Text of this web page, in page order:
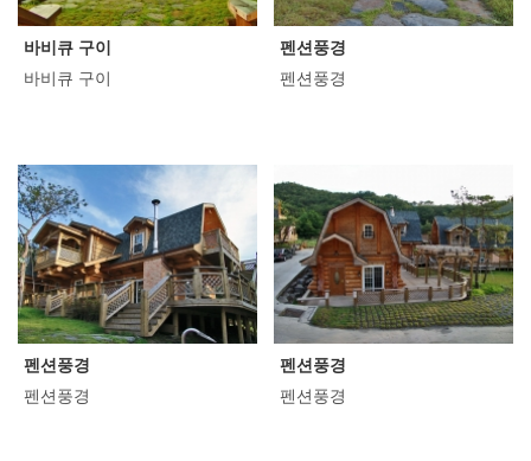
바비큐 구이
바비큐 구이
펜션풍경
펜션풍경
펜션풍경
펜션풍경
펜션풍경
펜션풍경